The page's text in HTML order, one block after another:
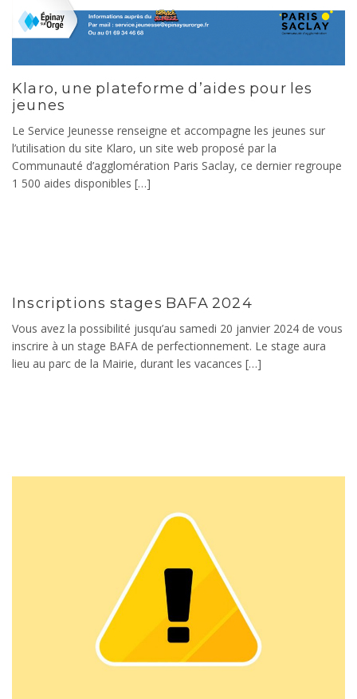
Klaro, une plateforme d’aides pour les
jeunes
Le Service Jeunesse renseigne et accompagne les jeunes sur
l’utilisation du site Klaro, un site web proposé par la
Communauté d’agglomération Paris Saclay, ce dernier regroupe
1 500 aides disponibles […]
Inscriptions stages BAFA 2024
Vous avez la possibilité jusqu’au samedi 20 janvier 2024 de vous
inscrire à un stage BAFA de perfectionnement. Le stage aura
lieu au parc de la Mairie, durant les vacances […]